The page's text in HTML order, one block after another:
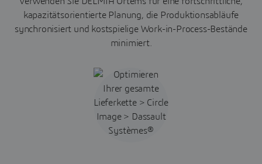
kapazitätsorientierte Planung, die Produktionsabläufe
synchronisiert und kostspielige Work-in-Process-Bestände
minimiert.